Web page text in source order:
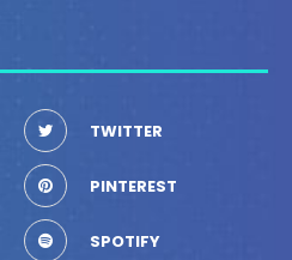
TWITTER
PINTEREST
SPOTIFY